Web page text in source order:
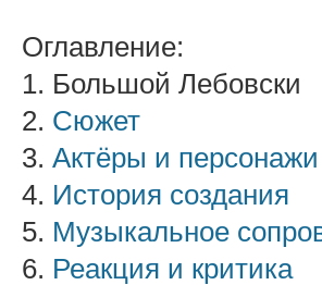
Оглавление:
1. Большой Лебовски
2. Сюжет
3. Актёры и персонажи
4. История создания
5. Музыкальное
6. Реакция и критика